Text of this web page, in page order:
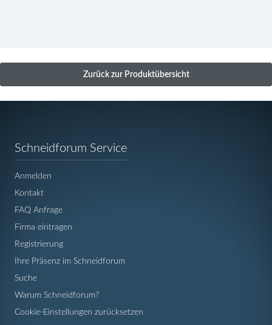
Zurück zur Produktübersicht
Schneidforum ServiceNavigation
Anmelden
Kontakt
FAQ Anfrage
Firma eintragen
Registrierung
Ihre Präsenz im Schneidforum
Suche
Warum Schneidforum?
Cookie-Einstellungen zurücksetzen